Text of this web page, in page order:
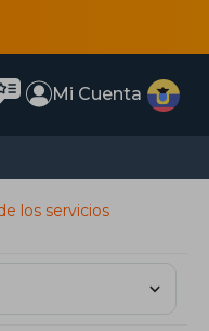
Mi Cuenta
los servicios